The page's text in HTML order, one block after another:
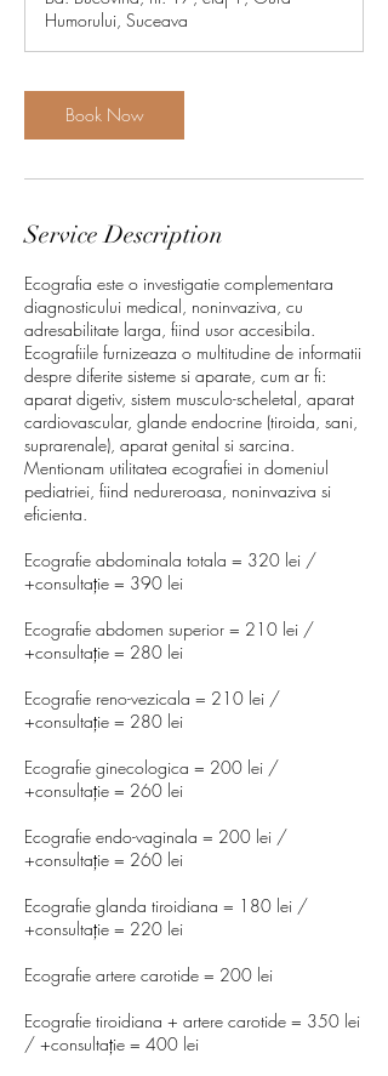
n
Humorului, Suceava
Book Now
Service Description
Ecografia este o investigatie complementara
diagnosticului medical, noninvaziva, cu
adresabilitate larga, fiind usor accesibila.
Ecografiile furnizeaza o multitudine de informatii
despre diferite sisteme si aparate, cum ar fi:
aparat digetiv, sistem musculo-scheletal, aparat
cardiovascular, glande endocrine (tiroida, sani,
suprarenale), aparat genital si sarcina.
Mentionam utilitatea ecografiei in domeniul
pediatriei, fiind nedureroasa, noninvaziva si
eficienta.
Ecografie abdominala totala = 320 lei /
+consultație = 390 lei
Ecografie abdomen superior = 210 lei /
+consultație = 280 lei
Ecografie reno-vezicala = 210 lei /
+consultație = 280 lei
Ecografie ginecologica = 200 lei /
+consultație = 260 lei
Ecografie endo-vaginala = 200 lei /
+consultație = 260 lei
Ecografie glanda tiroidiana = 180 lei /
+consultație = 220 lei
Ecografie artere carotide = 200 lei
Ecografie tiroidiana + artere carotide = 350 lei
/ +consultație = 400 lei